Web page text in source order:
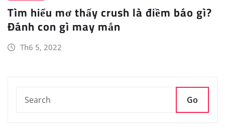
Tìm hiểu mơ thấy crush là điềm báo gì?
Đánh con gì may mắn
Th6 5, 2022
Go